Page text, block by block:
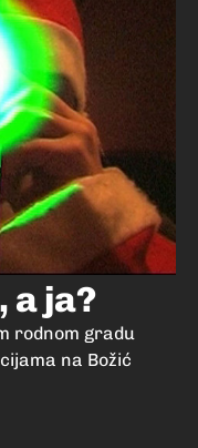
a ja?
rodnom gradu
na Božić